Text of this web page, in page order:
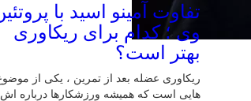
تفاوت آمینو اسید با
وی ؛ کدام برای ریکاوری
بهتر است؟
ریکاوری عضله بعد از تمرین ، یکی از
هایی‌ است که همیشه ورزشکارها درباره‌ اش